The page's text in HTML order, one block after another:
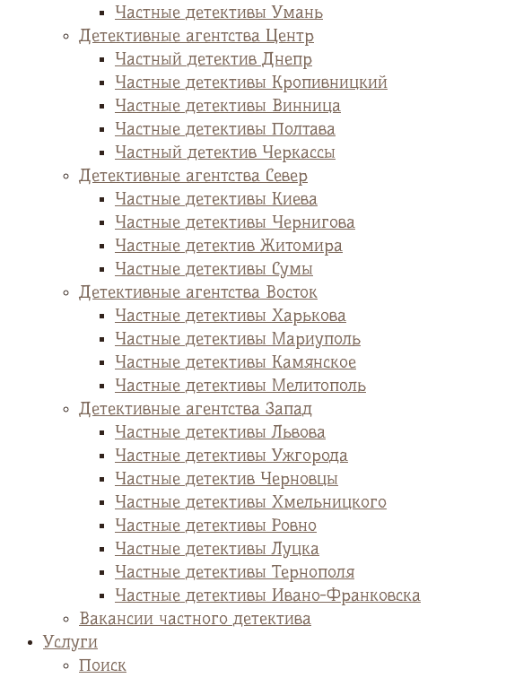
Частные детективы Умань
Детективные агентства Центр
Частный детектив Днепр
Частные детективы Кропивницкий
Частные детективы Винница
Частные детективы Полтава
Частный детектив Черкассы
Детективные агентства Север
Частные детективы Киева
Частные детективы Чернигова
Частные детектив Житомира
Частные детективы Сумы
Детективные агентства Восток
Частные детективы Харькова
Частные детективы Мариуполь
Частные детективы Камянское
Частные детективы Мелитополь
Детективные агентства Запад
Частные детективы Львова
Частные детективы Ужгорода
Частные детектив Черновцы
Частные детективы Хмельницкого
Частные детективы Ровно
Частные детективы Луцка
Частные детективы Тернополя
Частные детективы Ивано-Франковска
Вакансии частного детектива
Услуги
Поиск